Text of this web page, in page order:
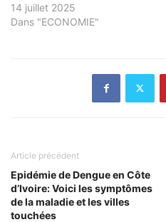
14 juillet 2025
Dans "ECONOMIE"
Article précédent
Epidémie de Dengue en Côte
d’Ivoire: Voici les symptômes
de la maladie et les villes
touchées